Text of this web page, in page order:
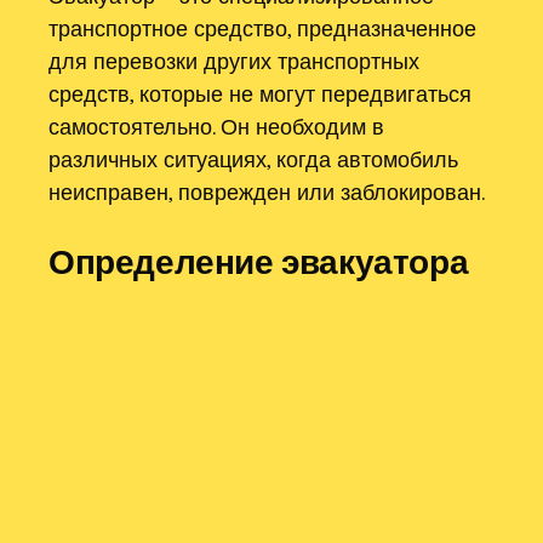
транспортное средство, предназначенное
для перевозки других транспортных
средств, которые не могут передвигаться
самостоятельно. Он необходим в
различных ситуациях, когда автомобиль
неисправен, поврежден или заблокирован.
Определение эвакуатора